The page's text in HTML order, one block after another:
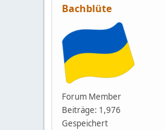
Bachblüte
Forum Member
Beiträge: 1,976
Gespeichert